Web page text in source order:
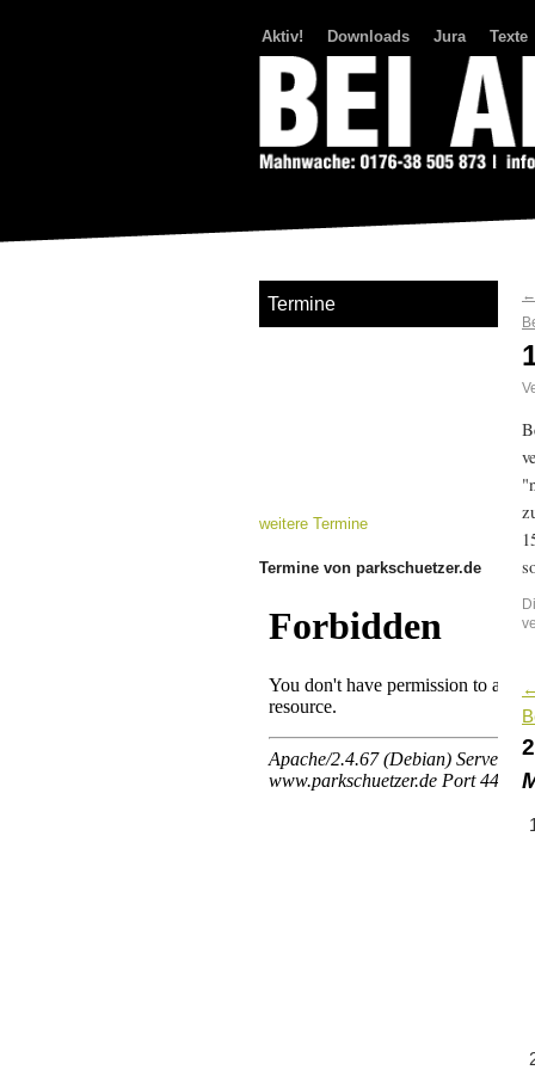
Aktiv! Downloads Jura Texte
←
Termine
weitere Termine
Termine von parkschuetzer.de